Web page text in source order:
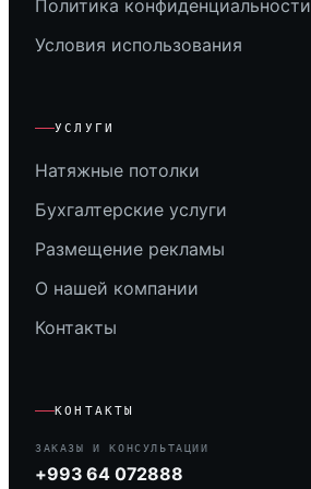
Политика конфиденциальности
Условия использования
УСЛУГИ
Натяжные потолки
Бухгалтерские услуги
Размещение рекламы
О нашей компании
Контакты
КОНТАКТЫ
ЗАКАЗЫ И КОНСУЛЬТАЦИИ
+993 64 072888